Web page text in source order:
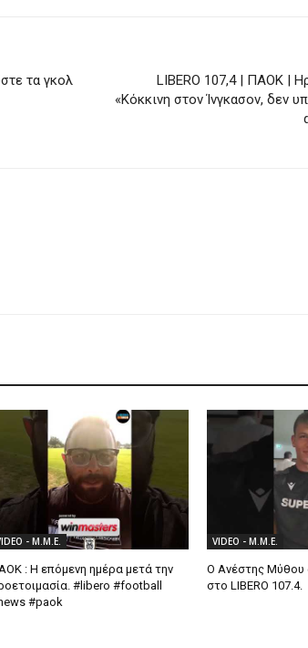
τα γκολ
LIBERO 107,4 | ΠΑΟΚ |
«Κόκκινη στον Ίνγκασον, δεν
- Μ.Μ.Ε.
: Η επόμενη ημέρα μετά την
#libero #football
#paok
VIDEO - Μ.Μ.Ε.
Ο Ανέστης Μύθου
στο LIBERO 107.4.